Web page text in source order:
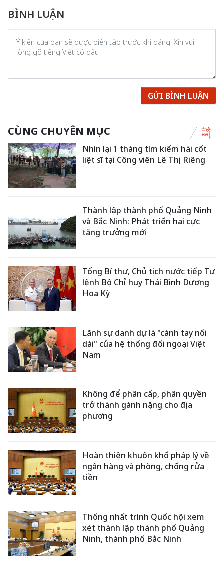
BÌNH LUẬN
GỬI BÌNH LUẬN
CÙNG CHUYÊN MỤC
Nhìn lại 1 tháng tìm kiếm hài cốt
liệt sĩ tại Công viên Lê Thị Riêng
Thành lập thành phố Quảng Ninh
và Bắc Ninh: Phát triển hai cực
tăng trưởng mới
Tổng Bí thư, Chủ tịch nước tiếp Tư
lệnh Bộ Chỉ huy Thái Bình Dương
Hoa Kỳ
Lãnh sự danh dự là "cánh tay nối
dài" của hệ thống đối ngoại Việt
Nam
Không để phân cấp, phân quyền
trở thành gánh nặng cho địa
phương
Hoàn thiện khuôn khổ pháp lý về
ngân hàng và phòng, chống rửa
tiền
Thống nhất trình Quốc hội xem
xét thành lập thành phố Quảng
Ninh, thành phố Bắc Ninh